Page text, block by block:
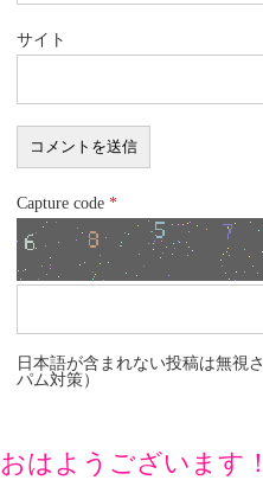
サイト
Capture code *
日本語が含まれない投稿は無視
パム対策）
おはようございます！